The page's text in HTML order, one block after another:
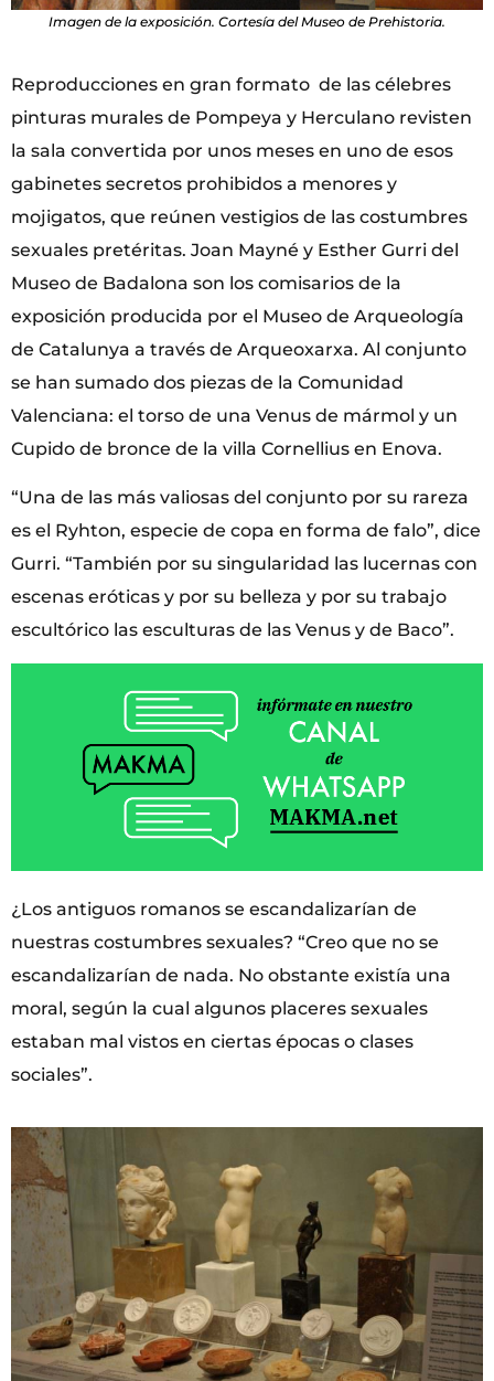
Imagen de la exposición. Cortesía del Museo de Prehistoria.
Reproducciones en gran formato de las célebres
pinturas murales de Pompeya y Herculano revisten
la sala convertida por unos meses en uno de esos
gabinetes secretos prohibidos a menores y
mojigatos, que reúnen vestigios de las costumbres
sexuales pretéritas. Joan Mayné y Esther Gurri del
Museo de Badalona son los comisarios de la
exposición producida por el Museo de Arqueología
de Catalunya a través de Arqueoxarxa. Al conjunto
se han sumado dos piezas de la Comunidad
Valenciana: el torso de una Venus de mármol y un
Cupido de bronce de la villa Cornellius en Enova.
“Una de las más valiosas del conjunto por su rareza
es el Ryhton, especie de copa en forma de falo”, dice
Gurri. “También por su singularidad las lucernas con
escenas eróticas y por su belleza y por su trabajo
escultórico las esculturas de las Venus y de Baco”.
¿Los antiguos romanos se escandalizarían de
nuestras costumbres sexuales? “Creo que no se
escandalizarían de nada. No obstante existía una
moral, según la cual algunos placeres sexuales
estaban mal vistos en ciertas épocas o clases
sociales”.